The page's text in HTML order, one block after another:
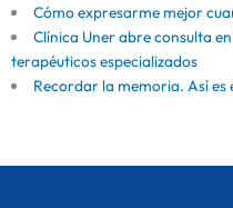
Cómo expresarme mejor
Clínica Uner abre consulta
terapéuticos especializados
Recordar la memoria. Así